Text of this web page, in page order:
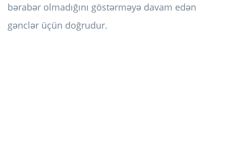
bərabər olmadığını göstərməyə davam edən
gənclər üçün doğrudur.